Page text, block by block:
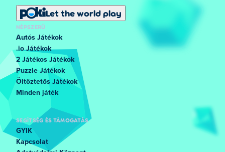
Let the world play
NÉPSZERŰ
Autós Játékok
.io Játékok
2 Játékos Játékok
Puzzle Játékok
Öltöztetős Játékok
Minden játék
SEGÍTSÉG ÉS TÁMOGATÁS
GYIK
Kapcsolat